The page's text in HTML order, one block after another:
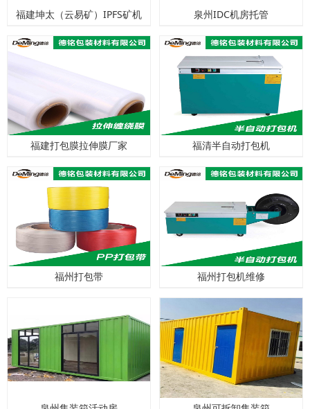
福建坤太（云易矿）IPFS矿机 泉州IDC机房托管
福建打包膜拉伸膜厂家 福清半自动打包机
福州打包带 福州打包机维修